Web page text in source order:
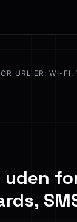
URL'ER: WI-
uden